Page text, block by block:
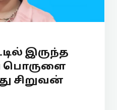
இருந்த
பொருளை
சிறுவன்